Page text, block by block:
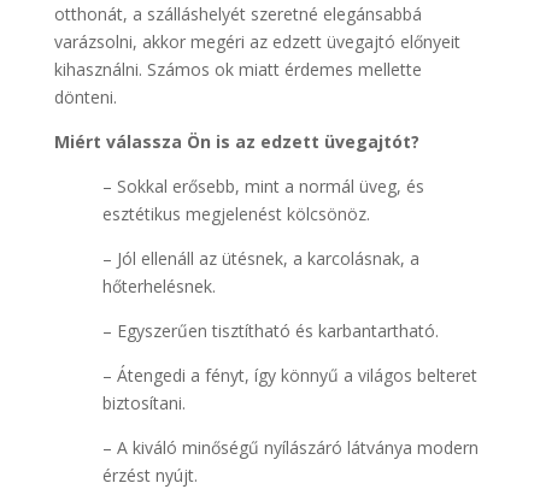
otthonát, a szálláshelyét szeretné elegánsabbá
varázsolni, akkor megéri az edzett üvegajtó előnyeit
kihasználni. Számos ok miatt érdemes mellette
dönteni.
Miért válassza Ön is az edzett üvegajtót?
– Sokkal erősebb, mint a normál üveg, és
esztétikus megjelenést kölcsönöz.
– Jól ellenáll az ütésnek, a karcolásnak, a
hőterhelésnek.
– Egyszerűen tisztítható és karbantartható.
– Átengedi a fényt, így könnyű a világos belteret
biztosítani.
– A kiváló minőségű nyílászáró látványa modern
érzést nyújt.